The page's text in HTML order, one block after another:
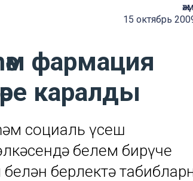
15 октябрь
фармация
каралды
социаль үсеш
белем бирүче
берлектә